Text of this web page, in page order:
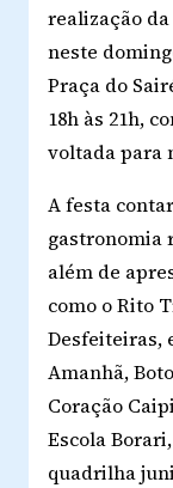
realização
neste
Praça do
18h às 21h,
voltada para
A festa
gastronomia
além de
como o Rito
Desfeiteiras,
Amanhã,
Coração
Escola
quadrilha